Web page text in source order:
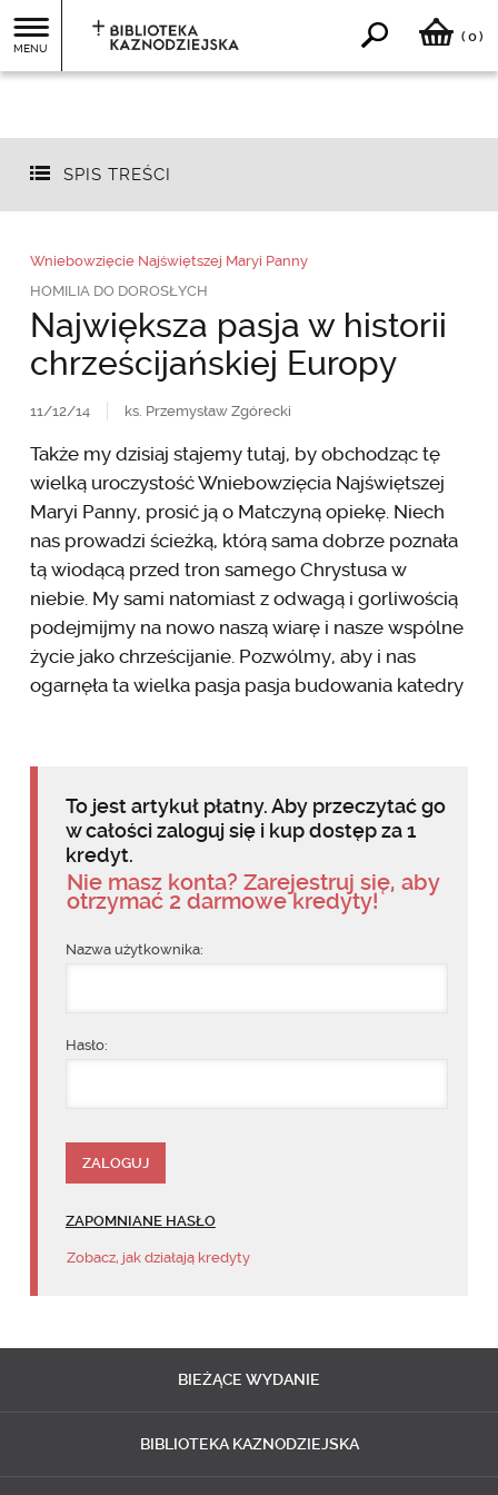
MENU
( 0)
SPIS TREŚCI
Wniebowzięcie Najświętszej Maryi Panny
HOMILIA DO DOROSŁYCH
Największa pasja w historii
chrześcijańskiej Europy
11/12/14 ks. Przemysław Zgórecki
Także my dzisiaj stajemy tutaj, by obchodząc tę
wielką uroczystość Wniebowzięcia Najświętszej
Maryi Panny, prosić ją o Matczyną opiekę. Niech
nas prowadzi ścieżką, którą sama dobrze poznała
tą wiodącą przed tron samego Chrystusa w
niebie. My sami natomiast z odwagą i gorliwością
podejmijmy na nowo naszą wiarę i nasze wspólne
życie jako chrześcijanie. Pozwólmy, aby i nas
ogarnęła ta wielka pasja pasja budowania katedry
To jest artykuł płatny. Aby przeczytać go
w całości zaloguj się i kup dostęp za 1
kredyt.
Nie masz konta? Zarejestruj się, aby
otrzymać 2 darmowe kredyty!
Nazwa użytkownika:
Hasło:
ZAPOMNIANE HASŁO
Zobacz, jak działają kredyty
BIEŻĄCE WYDANIE
BIBLIOTEKA KAZNODZIEJSKA